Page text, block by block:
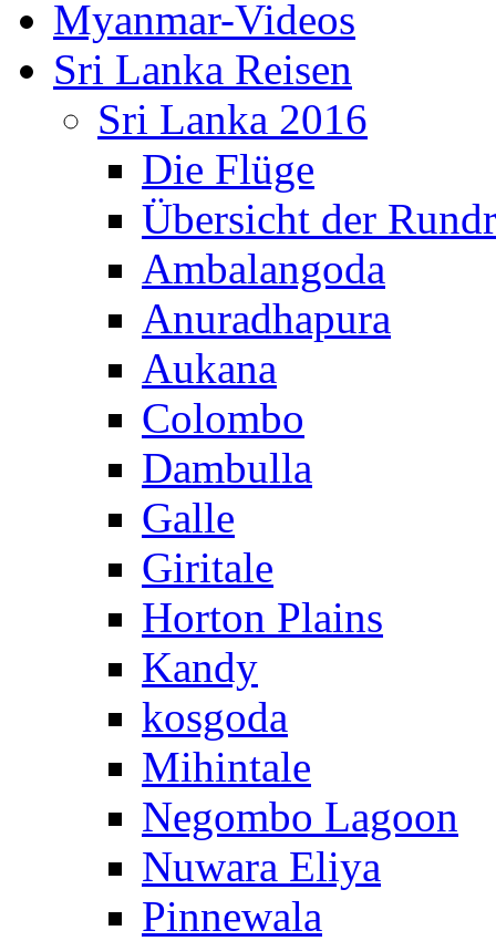
Myanmar-Videos
Sri Lanka Reisen
Sri Lanka 2016
Die Flüge
Übersicht der
Ambalangoda
Anuradhapura
Aukana
Colombo
Dambulla
Galle
Giritale
Horton Plains
Kandy
kosgoda
Mihintale
Negombo Lagoon
Nuwara Eliya
Pinnewala